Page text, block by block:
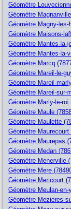
Géomètre
Géomètre
Géomètre Magny-les-
Géomètre Maisons-
Géomètre Mantes-la-
Géomètre Mantes-la-
Géomètre Marcq
Géomètre Mareil-le-
Géomètre Mareil-
Géomètre Mareil-sur-
Géomètre Marly-le-roi
Géomètre Maule
Géomètre Maulette
Géomètre Maurecourt
Géomètre Maurepas
Géomètre Medan
Géomètre Menerville
Géomètre Mere
Géomètre Mericourt
Géomètre Meulan-
Géomètre Mezieres-